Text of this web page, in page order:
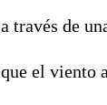
a través de
que el viento